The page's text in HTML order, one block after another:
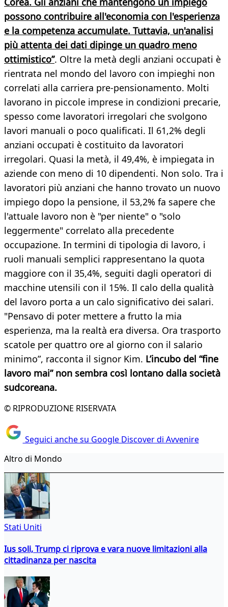
possono contribuire all'economia con l'esperienza
e la competenza accumulate. Tuttavia, un'analisi
più attenta dei dati dipinge un quadro meno
ottimistico”. Oltre la metà degli anziani occupati è
rientrata nel mondo del lavoro con impieghi non
correlati alla carriera pre-pensionamento. Molti
lavorano in piccole imprese in condizioni precarie,
spesso come lavoratori irregolari che svolgono
lavori manuali o poco qualificati. Il 61,2% degli
anziani occupati è costituito da lavoratori
irregolari. Quasi la metà, il 49,4%, è impiegata in
aziende con meno di 10 dipendenti. Non solo. Tra i
lavoratori più anziani che hanno trovato un nuovo
impiego dopo la pensione, il 53,2% fa sapere che
l'attuale lavoro non è "per niente" o "solo
leggermente" correlato alla precedente
occupazione. In termini di tipologia di lavoro, i
ruoli manuali semplici rappresentano la quota
maggiore con il 35,4%, seguiti dagli operatori di
macchine utensili con il 15%. Il calo della qualità
del lavoro porta a un calo significativo dei salari.
"Pensavo di poter mettere a frutto la mia
esperienza, ma la realtà era diversa. Ora trasporto
scatole per quattro ore al giorno con il salario
minimo”, racconta il signor Kim. L’incubo del “fine
lavoro mai” non sembra così lontano dalla società
sudcoreana.
© RIPRODUZIONE RISERVATA
Seguici anche su Google Discover di Avvenire
Altro di Mondo
Stati Uniti
Ius soli, Trump ci riprova e vara nuove limitazioni alla
cittadinanza per nascita